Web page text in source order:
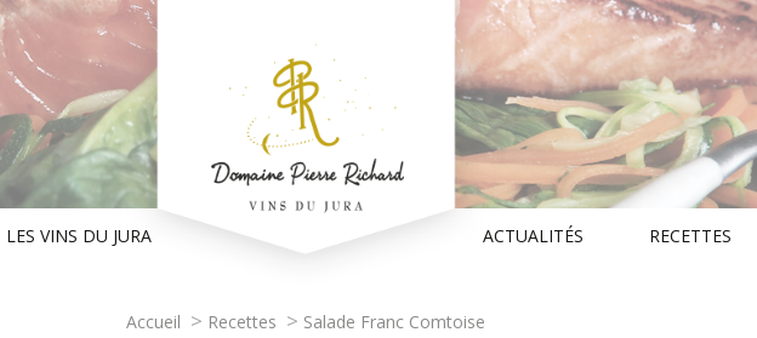
LES VINS DU JURA ACTUALITÉS RECETTES
Accueil > Recettes > Salade Franc Comtoise